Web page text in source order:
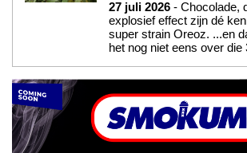
27 juli 2026 - Chocolade,
explosief effect zijn dé
super strain Oreoz. ...en
het nog niet eens over die